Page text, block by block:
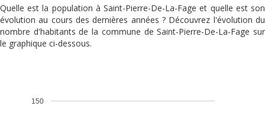
Quelle est la population à Saint-Pierre-De-La-Fage et quelle est son
évolution au cours des dernières années ? Découvrez l'évolution du
nombre d'habitants de la commune de Saint-Pierre-De-La-Fage sur
le graphique ci-dessous.
150